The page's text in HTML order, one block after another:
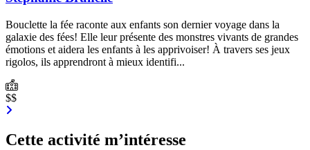
Bouclette la fée raconte aux enfants son dernier voyage dans la
galaxie des fées! Elle leur présente des monstres vivants de grandes
émotions et aidera les enfants à les apprivoiser! À travers ses jeux
rigolos, ils apprendront à mieux identifi...
$$
Cette activité m’intéresse